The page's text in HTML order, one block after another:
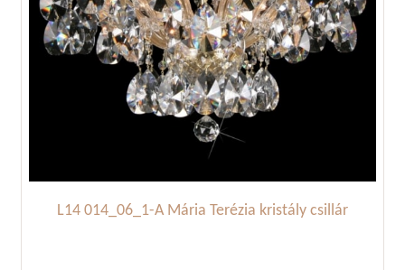
L14 014_06_1-A Mária Terézia kristály csillár